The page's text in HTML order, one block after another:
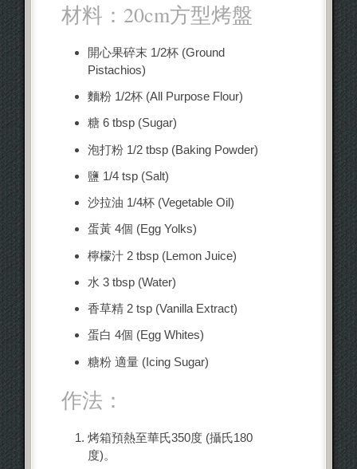
材料：20cm方型烤盤
開心果碎末 1/2杯 (Ground
Pistachios)
麵粉 1/2杯 (All Purpose Flour)
糖 6 tbsp (Sugar)
泡打粉 1/2 tbsp (Baking Powder)
鹽 1/4 tsp (Salt)
沙拉油 1/4杯 (Vegetable Oil)
蛋黃 4個 (Egg Yolks)
檸檬汁 2 tbsp (Lemon Juice)
水 3 tbsp (Water)
香草精 2 tsp (Vanilla Extract)
蛋白 4個 (Egg Whites)
糖粉 適量 (Icing Sugar)
作法：
烤箱預熱至華氏350度 (攝氏180
度)。